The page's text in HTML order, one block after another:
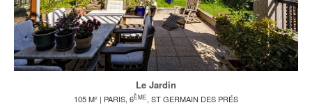
Le Jardin
105 M² | PARIS, 6ÈME, ST GERMAIN DES PRÉS